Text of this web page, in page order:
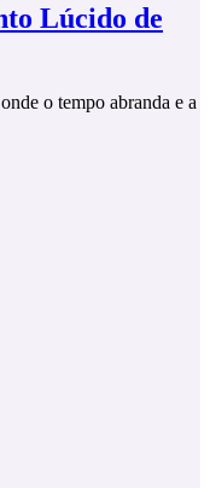
Lúcido de
o tempo abranda e a